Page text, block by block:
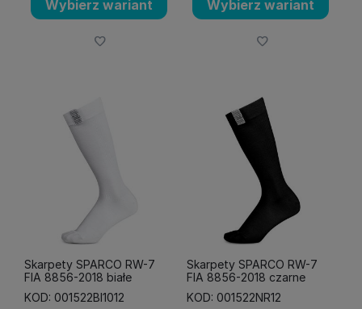
Wybierz wariant Wybierz wariant
Skarpety SPARCO RW-7
FIA 8856-2018 białe
KOD: 001522BI1012
Skarpety SPARCO RW-7
FIA 8856-2018 czarne
KOD: 001522NR12